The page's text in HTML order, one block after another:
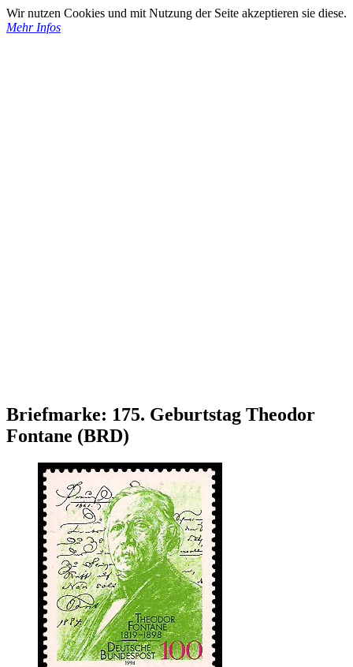
Wir nutzen Cookies und mit Nutzung der Seite akzeptieren sie diese.
Mehr Infos
Briefmarke: 175. Geburtstag Theodor
Fontane (BRD)